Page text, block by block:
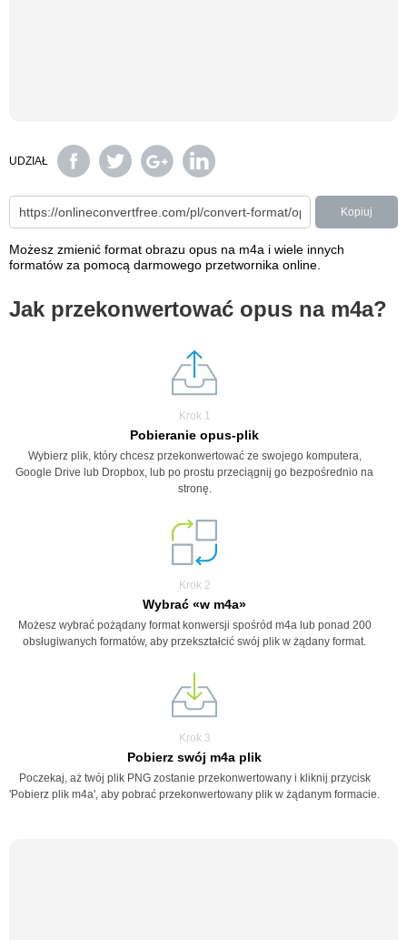
UDZIAŁ
Kopiuj
Możesz zmienić format obrazu opus na m4a i wiele innych
formatów za pomocą darmowego przetwornika online.
Jak przekonwertować opus na m4a?
Krok 1
Pobieranie opus-plik
Wybierz plik, który chcesz przekonwertować ze swojego komputera,
Google Drive lub Dropbox, lub po prostu przeciągnij go bezpośrednio na
stronę.
Krok 2
Wybrać «w m4a»
Możesz wybrać pożądany format konwersji spośród m4a lub ponad 200
obsługiwanych formatów, aby przekształcić swój plik w żądany format.
Krok 3
Pobierz swój m4a plik
Poczekaj, aż twój plik PNG zostanie przekonwertowany i kliknij przycisk
'Pobierz plik m4a', aby pobrać przekonwertowany plik w żądanym formacie.